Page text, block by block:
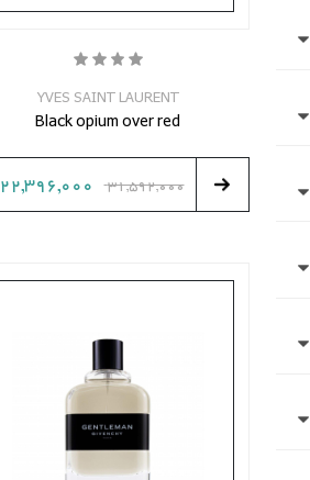
YVES SAINT LAURENT
Black opium over red
31,592,000
22,396,000